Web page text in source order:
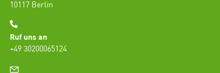
10117 Berlin
Ruf uns an
+49 30200065124